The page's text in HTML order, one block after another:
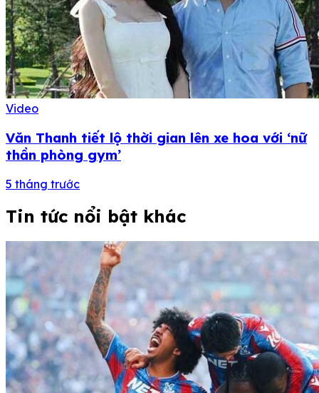
Video
Văn Thanh tiết lộ thời gian lên xe hoa với ‘nữ
thần phòng gym’
5 tháng trước
Tin tức nổi bật khác